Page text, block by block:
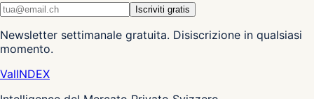
Iscriviti gratis
Newsletter settimanale gratuita. Disiscrizione in qualsiasi
momento.
ValINDEX